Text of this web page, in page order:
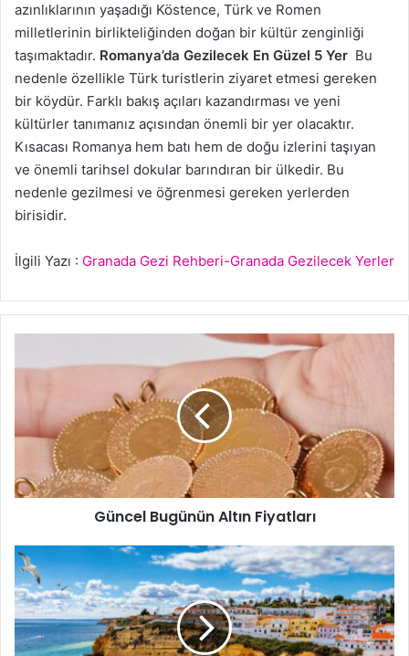
azınlıklarının yaşadığı Köstence, Türk ve Romen
milletlerinin birlikteliğinden doğan bir kültür zenginliği
taşımaktadır. Romanya’da Gezilecek En Güzel 5 Yer Bu
nedenle özellikle Türk turistlerin ziyaret etmesi gereken
bir köydür. Farklı bakış açıları kazandırması ve yeni
kültürler tanımanız açısından önemli bir yer olacaktır.
Kısacası Romanya hem batı hem de doğu izlerini taşıyan
ve önemli tarihsel dokular barındıran bir ülkedir. Bu
nedenle gezilmesi ve öğrenmesi gereken yerlerden
birisidir.
İlgili Yazı : Granada Gezi Rehberi-Granada Gezilecek Yerler
Güncel Bugünün Altın Fiyatları
Portekiz'de
Gezilecek
En
Güzel
5
Yer